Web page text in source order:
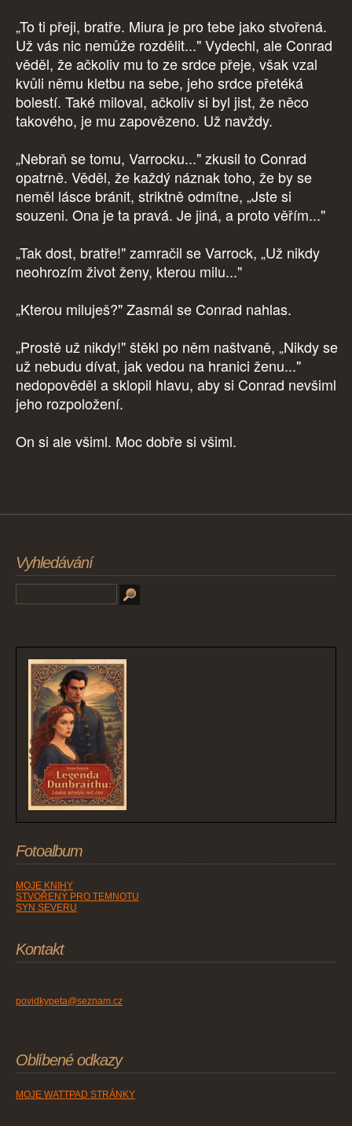
„To ti přeji, bratře. Miura je pro tebe jako stvořená.
Už vás nic nemůže rozdělit..." Vydechl, ale Conrad
věděl, že ačkoliv mu to ze srdce přeje, však vzal
kvůli němu kletbu na sebe, jeho srdce přetéká
bolestí. Také miloval, ačkoliv si byl jist, že něco
takového, je mu zapovězeno. Už navždy.
„Nebraň se tomu, Varrocku..." zkusil to Conrad
opatrně. Věděl, že každý náznak toho, že by se
neměl lásce bránit, striktně odmítne, „Jste si
souzeni. Ona je ta pravá. Je jiná, a proto věřím..."
„Tak dost, bratře!" zamračil se Varrock, „Už nikdy
neohrozím život ženy, kterou milu..."
„Kterou miluješ?" Zasmál se Conrad nahlas.
„Prostě už nikdy!" štěkl po něm naštvaně, „Nikdy se
už nebudu dívat, jak vedou na hranici ženu..."
nedopověděl a sklopil hlavu, aby si Conrad nevšiml
jeho rozpoložení.
On si ale všiml. Moc dobře si všiml.
Vyhledávání
Fotoalbum
MOJE KNIHY
STVOŘENÝ PRO TEMNOTU
SYN SEVERU
Kontakt
povidkypeta@seznam.cz
Oblíbené odkazy
MOJE WATTPAD STRÁNKY